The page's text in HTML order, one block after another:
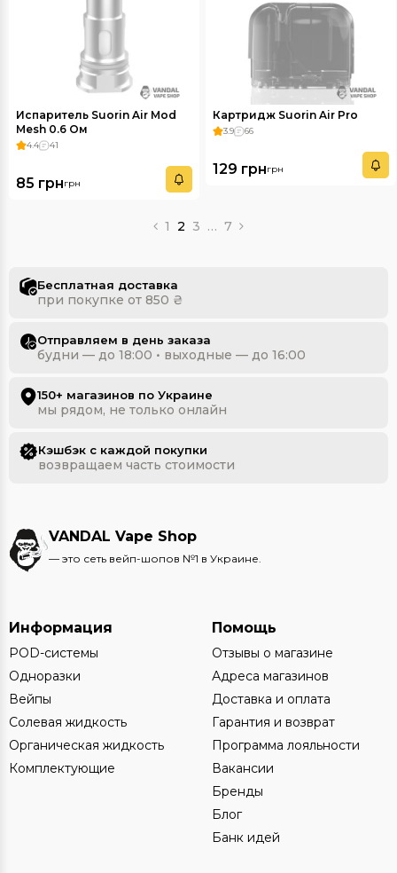
Испаритель Suorin Air Mod
Mesh 0.6 Oм
4.4 41
85 грнгрн
Картридж Suorin Air Pro
3.9 66
129 грнгрн
1 2 3 … 7
Бесплатная доставка
при покупке от 850 ₴
Отправляем в день заказа
будни — до 18:00 • выходные — до 16:00
150+ магазинов по Украине
мы рядом, не только онлайн
Кэшбэк с каждой покупки
возвращаем часть стоимости
VANDAL Vape Shop
— это сеть вейп-шопов №1 в Украине.
Информация
POD-системы
Одноразки
Вейпы
Солевая жидкость
Органическая жидкость
Комплектующие
Помощь
Отзывы о магазине
Адреса магазинов
Доставка и оплата
Гарантия и возврат
Программа лояльности
Вакансии
Бренды
Блог
Банк идей